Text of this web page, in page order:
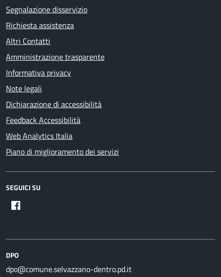
Segnalazione disservizio
Richiesta assistenza
Altri Contatti
Amministrazione trasparente
Informativa privacy
Note legali
Dichiarazione di accessibilità
Feedback Accessibilità
Web Analytics Italia
Piano di miglioramento dei servizi
SEGUICI SU
DPO
dpo@comune.selvazzano-dentro.pd.it